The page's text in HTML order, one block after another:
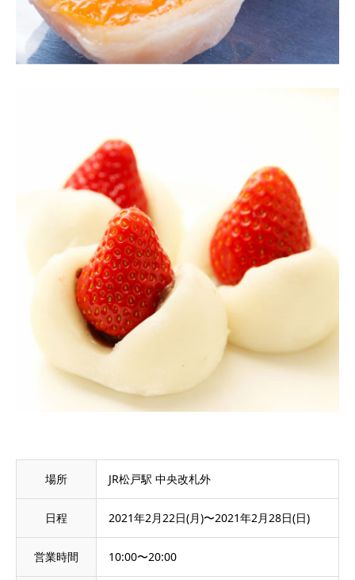
場所 JR松戸駅 中央改札外
日程 2021年2月22日(月)〜2021年2月28日(日)
営業時間 10:00〜20:00